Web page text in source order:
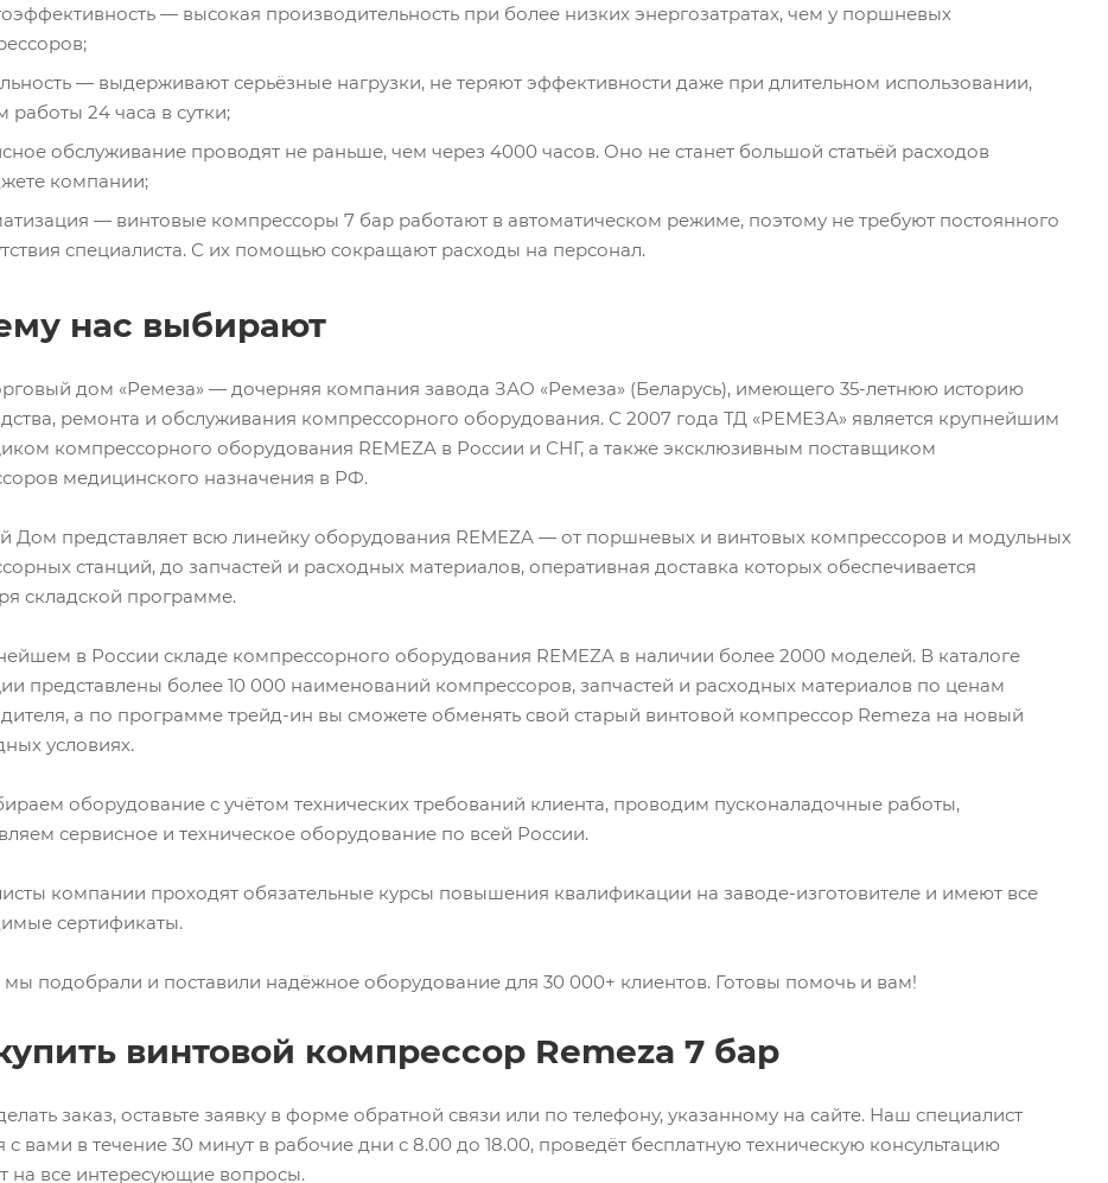
— высокая производительность при более низких энергозатратах, чем у поршневых
— выдерживают серьёзные нагрузки, не теряют эффективности даже при длительном использовании,
работы 24 часа в сутки;
обслуживание проводят не раньше, чем через 4000 часов. Оно не станет большой статьёй расходов
компании;
— винтовые компрессоры 7 бар работают в автоматическом режиме, поэтому не требуют постоянного
специалиста. С их помощью сокращают расходы на персонал.
нас выбирают
дом «Ремеза» — дочерняя компания завода ЗАО «Ремеза» (Беларусь), имеющего 35-летнюю историю
ремонта и обслуживания компрессорного оборудования. С 2007 года ТД «РЕМЕЗА» является крупнейшим
компрессорного оборудования REMEZA в России и СНГ, а также эксклюзивным поставщиком
медицинского назначения в РФ.
Дом представляет всю линейку оборудования REMEZA — от поршневых и винтовых компрессоров и модульных
станций, до запчастей и расходных материалов, оперативная доставка которых обеспечивается
складской программе.
в России складе компрессорного оборудования REMEZA в наличии более 2000 моделей. В каталоге
представлены более 10 000 наименований компрессоров, запчастей и расходных материалов по ценам
а по программе трейд-ин вы сможете обменять свой старый винтовой компрессор Remeza на новый
условиях.
оборудование с учётом технических требований клиента, проводим пусконаладочные работы,
сервисное и техническое оборудование по всей России.
компании проходят обязательные курсы повышения квалификации на заводе-изготовителе и имеют все
сертификаты.
мы подобрали и поставили надёжное оборудование для 30 000+ клиентов. Готовы помочь и вам!
винтовой компрессор Remeza 7 бар
заказ, оставьте заявку в форме обратной связи или по телефону, указанному на сайте. Наш специалист
с вами в течение 30 минут в рабочие дни с 8.00 до 18.00, проведёт бесплатную техническую консультацию
на все интересующие вопросы.